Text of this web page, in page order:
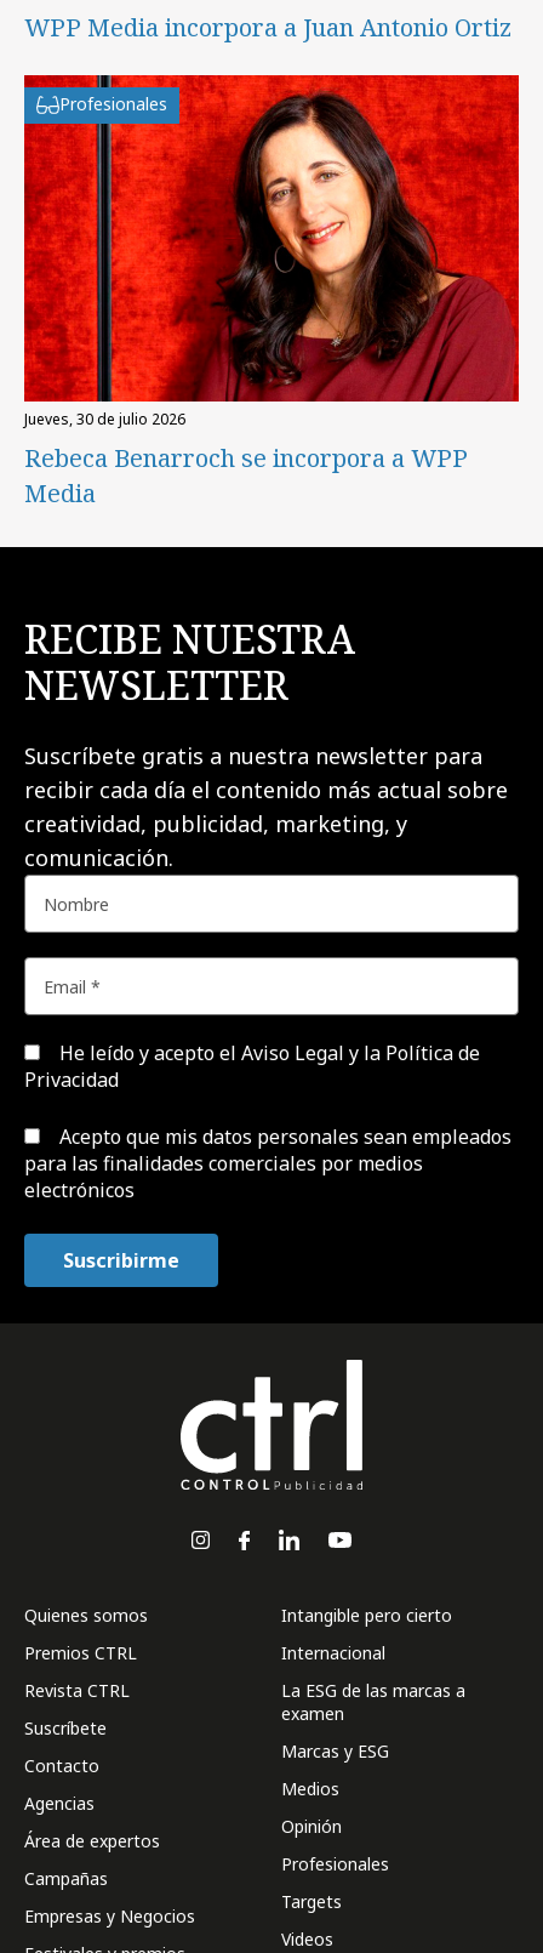
WPP Media incorpora a Juan Antonio Ortiz
Profesionales
jueves, 30 de julio 2026
Rebeca Benarroch se incorpora a WPP
Media
RECIBE NUESTRA
NEWSLETTER
Suscríbete gratis a nuestra newsletter para
recibir cada día el contenido más actual sobre
creatividad, publicidad, marketing, y
comunicación.
He leído y acepto el Aviso Legal y la Política de
Privacidad
Acepto que mis datos personales sean empleados
para las finalidades comerciales por medios
electrónicos
Quienes somos
Premios CTRL
Revista CTRL
Suscríbete
Contacto
Agencias
Área de expertos
Campañas
Empresas y Negocios
Intangible pero cierto
Internacional
La ESG de las marcas a
examen
Marcas y ESG
Medios
Opinión
Profesionales
Targets
Videos